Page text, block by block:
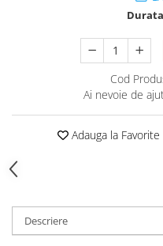
Cod
Ai nevoie de
Adauga la Favorite
Descriere